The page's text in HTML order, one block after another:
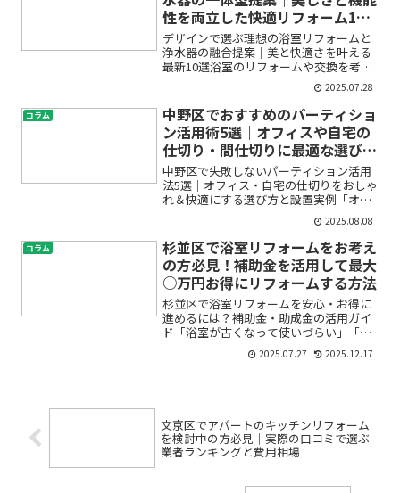
性を両立した快適リフォーム10
選
デザインで選ぶ理想の浴室リフォームと
浄水器の融合提案｜美と快適さを叶える
最新10選浴室のリフォームや交換を考え
始めたとき、「せっかくならデザイン性
にもこだわりたい」「機能面も妥協した
くない」「水回り全体をおしゃれにアッ
プグレードしたい」と感...
2025.07.28
コラム
中野区でおすすめのパーティショ
ン活用術5選｜オフィスや自宅の
仕切り・間仕切りに最適な選び方
と設置アイデア
中野区で失敗しないパーティション活用
法5選｜オフィス・自宅の仕切りをおしゃ
れ＆快適にする選び方と設置実例「オフ
ィスのレイアウトを変えたいけど、どう
仕切ればいいかわからない」「自宅のワ
ークスペースを分けたいけど、スペース
が狭くて不安」——そん...
2025.08.08
コラム
杉並区で浴室リフォームをお考え
の方必見！補助金を活用して最大
○万円お得にリフォームする方法
杉並区で浴室リフォームを安心・お得に
進めるには？補助金・助成金の活用ガイ
ド「浴室が古くなって使いづらい」「高
齢の家族の安全を考えたい」「リフォー
ムしたいけど費用が心配…」――そんなお悩
2025.07.27 2025.12.17
文京区でアパートのキッチンリフォーム
を検討中の方必見｜実際の口コミで選ぶ
業者ランキングと費用相場